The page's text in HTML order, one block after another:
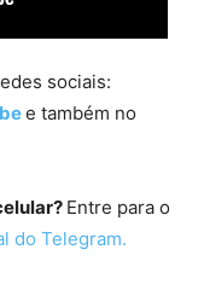
sociais:
e também no
Entre para o
do Telegram.